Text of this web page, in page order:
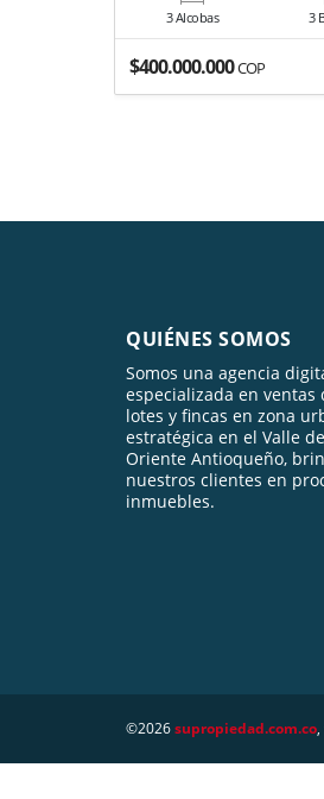
3 Alcobas 3
$400.000.000COP
QUIÉNES SOMOS
Somos una agencia
especializada en ventas
lotes y fincas en zona
estratégica en el Valle
Oriente Antioqueño,
nuestros clientes en
inmuebles.
©2026supropiedad.com.co